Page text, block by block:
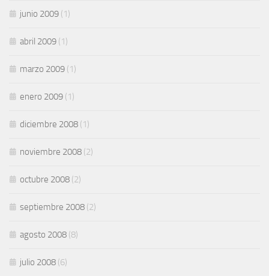
junio 2009 (1)
abril 2009 (1)
marzo 2009 (1)
enero 2009 (1)
diciembre 2008 (1)
noviembre 2008 (2)
octubre 2008 (2)
septiembre 2008 (2)
agosto 2008 (8)
julio 2008 (6)